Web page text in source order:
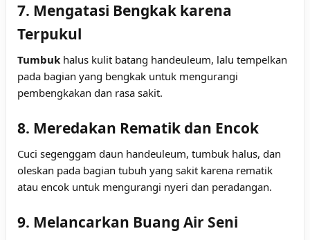
7. Mengatasi Bengkak karena
Terpukul
Tumbuk halus kulit batang handeuleum, lalu tempelkan
pada bagian yang bengkak untuk mengurangi
pembengkakan dan rasa sakit.
8. Meredakan Rematik dan Encok
Cuci segenggam daun handeuleum, tumbuk halus, dan
oleskan pada bagian tubuh yang sakit karena rematik
atau encok untuk mengurangi nyeri dan peradangan.
9. Melancarkan Buang Air Seni